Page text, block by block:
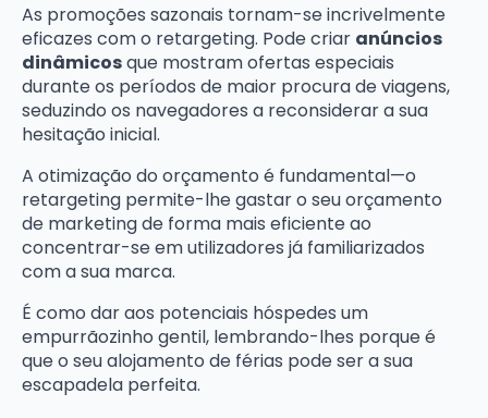
As promoções sazonais tornam-se incrivelmente
eficazes com o retargeting. Pode criar anúncios
dinâmicosque mostram ofertas especiais
durante os períodos de maior procura de viagens,
seduzindo os navegadores a reconsiderar a sua
hesitação inicial.
A otimização do orçamento é fundamental—o
retargeting permite-lhe gastar o seu orçamento
de marketing de forma mais eficiente ao
concentrar-se em utilizadores já familiarizados
com a sua marca.
É como dar aos potenciais hóspedes um
empurrãozinho gentil, lembrando-lhes porque é
que o seu alojamento de férias pode ser a sua
escapadela perfeita.